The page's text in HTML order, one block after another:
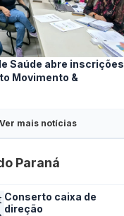
Saúde abre inscrições
Movimento &
Ver mais notícias
Paraná
Conserto caixa de
direção